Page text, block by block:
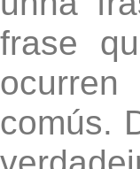
frase
comús.